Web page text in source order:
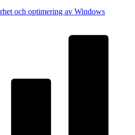
och optimering av Windows